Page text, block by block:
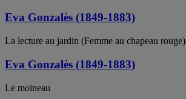
Eva Gonzalès (1849-1883)
La lecture au jardin (Femme au chapeau rouge)
Eva Gonzalès (1849-1883)
Le moineau